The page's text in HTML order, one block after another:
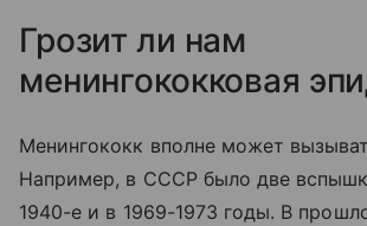
Грозит ли нам
менингококковая
Менингококк вполне может
Например, в СССР было две
1940-е и в 1969-1973 годы. В